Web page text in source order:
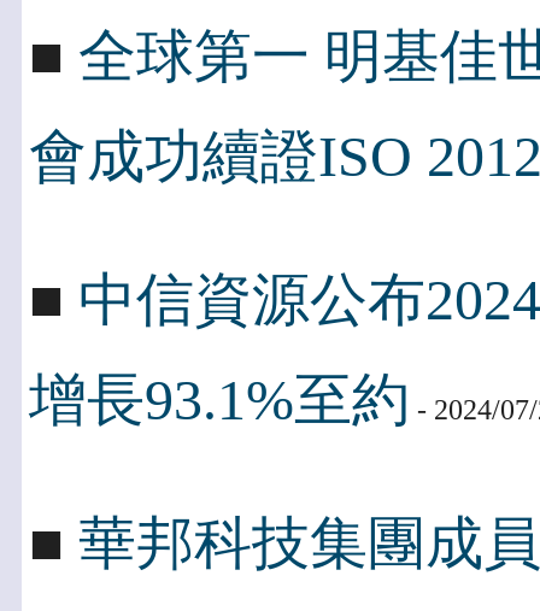
■ 全球第一 明基佳
會成功續證ISO
■ 中信資源公布
增長93.1%至約 - 2024/
■ 華邦科技集團成